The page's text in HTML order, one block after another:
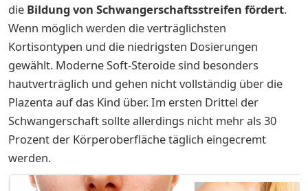
die Bildung von Schwangerschaftsstreifen fördert.
Wenn möglich werden die verträglichsten
Kortisontypen und die niedrigsten Dosierungen
gewählt. Moderne Soft-Steroide sind besonders
hautverträglich und gehen nicht vollständig über die
Plazenta auf das Kind über. Im ersten Drittel der
Schwangerschaft sollte allerdings nicht mehr als 30
Prozent der Körperoberfläche täglich eingecremt
werden.